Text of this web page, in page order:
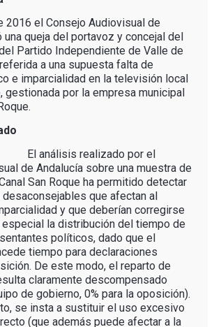
2016 el Consejo Audiovisual de
una queja del portavoz y concejal del
Partido Independiente de Valle de
a una supuesta falta de
e imparcialidad en la televisión local
gestionada por la empresa municipal
realizado por el
de Andalucía sobre una muestra de
San Roque ha permitido detectar
que afectan al
y que deberían corregirse
especial la distribución del tiempo de
políticos, dado que el
tiempo para declaraciones
De este modo, el reparto de
claramente descompensado
de gobierno, 0% para la oposición).
se insta a sustituir el uso excesivo
(que además puede afectar a la